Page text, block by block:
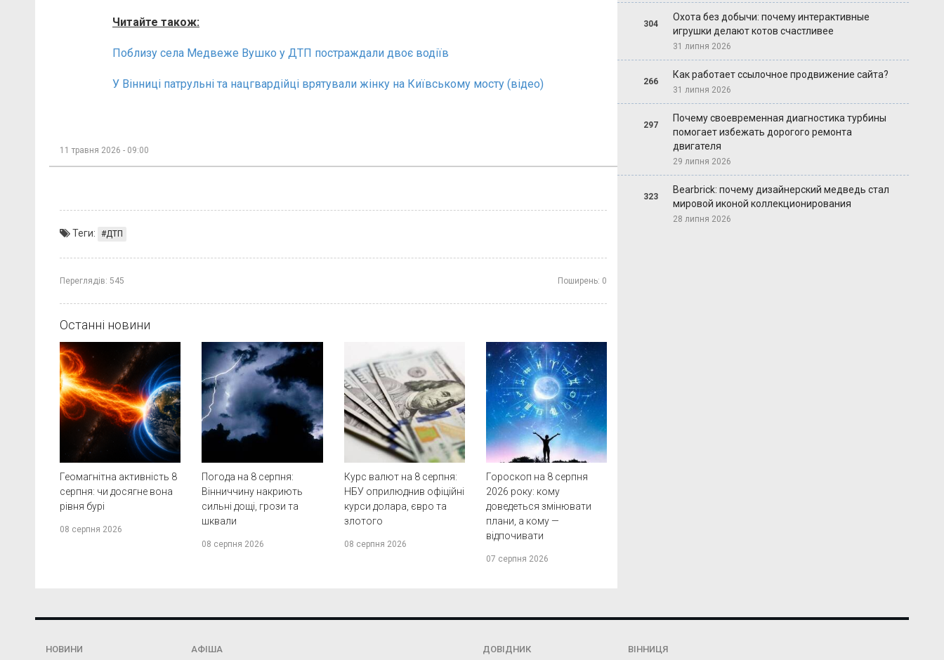
Читайте також:
Поблизу села Медвеже Вушко у ДТП постраждали двоє водіїв
У Вінниці патрульні та нацгвардійці врятували жінку на Київському мосту (відео)
11 травня 2026 - 09:00
Теги: ДТП
Переглядів: 545 Поширень: 0
Останні новини
Геомагнітна активність 8
серпня: чи досягне вона
рівня бурі
08 серпня 2026
Погода на 8 серпня:
Вінниччину накриють
сильні дощі, грози та
шквали
08 серпня 2026
Курс валют на 8 серпня:
НБУ оприлюднив офіційні
курси долара, євро та
злотого
08 серпня 2026
Гороскоп на 8 серпня
2026 року: кому
доведеться змінювати
плани, а кому —
відпочивати
07 серпня 2026
304
Охота без добычи: почему интерактивные
игрушки делают котов счастливее
31 липня 2026
266
Как работает ссылочное продвижение сайта?
31 липня 2026
297
Почему своевременная диагностика турбины
помогает избежать дорогого ремонта
двигателя
29 липня 2026
323
Bearbrick: почему дизайнерский медведь стал
мировой иконой коллекционирования
28 липня 2026
НОВИНИ АФІША ДОВІДНИК ВІННИЦЯ